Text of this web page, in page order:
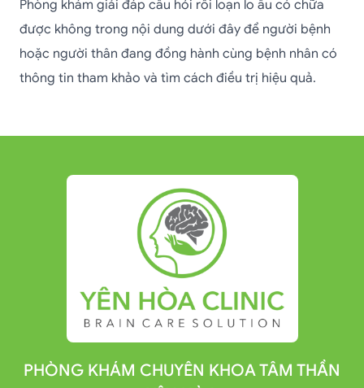
Phòng khám giải đáp câu hỏi rối loạn lo âu có chữa
được không trong nội dung dưới đây để người bệnh
hoặc người thân đang đồng hành cùng bệnh nhân có
thông tin tham khảo và tìm cách điều trị hiệu quả.
PHÒNG KHÁM CHUYÊN KHOA TÂM THẦN